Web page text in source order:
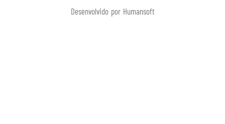
Desenvolvido por Humansoft